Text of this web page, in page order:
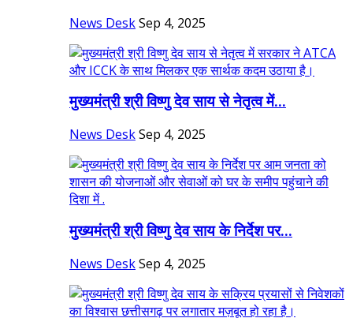
News DeskSep 4, 2025
मुख्यमंत्री श्री विष्णु देव साय से नेतृत्व में...
News DeskSep 4, 2025
मुख्यमंत्री श्री विष्णु देव साय के निर्देश पर...
News DeskSep 4, 2025